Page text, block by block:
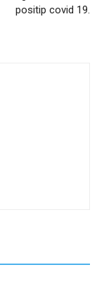
positip covid 19.